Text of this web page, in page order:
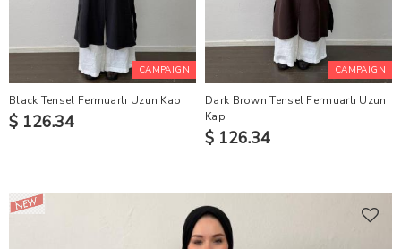
CAMPAIGN
Black Tensel Fermuarlı Uzun Kap
$ 126.34
CAMPAIGN
Dark Brown Tensel Fermuarlı Uzun
Kap
$ 126.34